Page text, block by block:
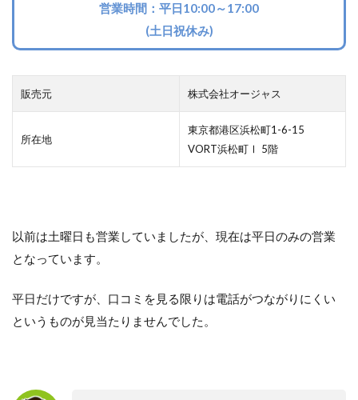
営業時間：平日10:00～17:00
(土日祝休み)
販売元 株式会社オージャス
所在地
東京都港区浜松町1-6-15
VORT浜松町Ⅰ 5階
以前は土曜日も営業していましたが、現在は平日のみの営業
となっています。
平日だけですが、口コミを見る限りは電話がつながりにくい
というものが見当たりませんでした。